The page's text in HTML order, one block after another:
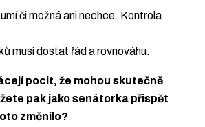
či možná ani nechce. Kontrola
musí dostat řád a rovnováhu.
pocit, že mohou skutečně
pak jako senátorka přispět
změnilo?